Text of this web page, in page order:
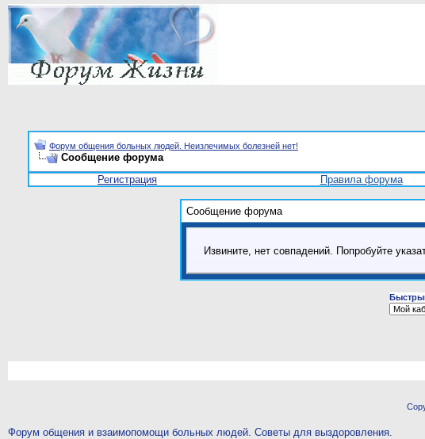
Форум общения больных людей. Неизлечимых болезней нет!
Сообщение форума
Регистрация Правила форума
Сообщение форума
Извините, нет совпадений. Попробуйте
Форум общения и взаимопомощи больных людей. Советы для выздоровления.